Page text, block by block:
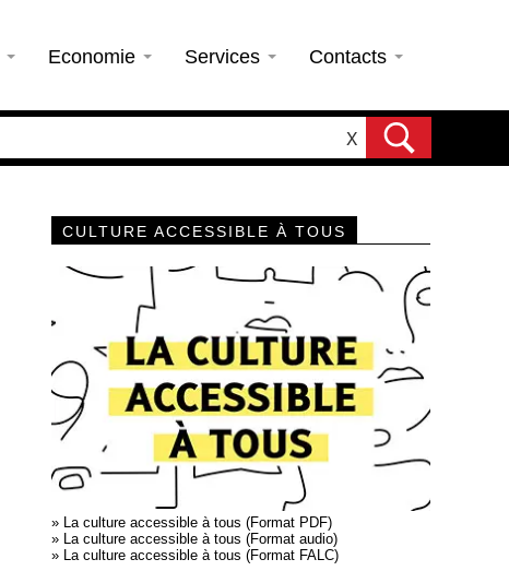
Economie Services Contacts
X
CULTURE ACCESSIBLE À TOUS
» La culture accessible à tous (Format PDF)
» La culture accessible à tous (Format audio)
» La culture accessible à tous (Format FALC)